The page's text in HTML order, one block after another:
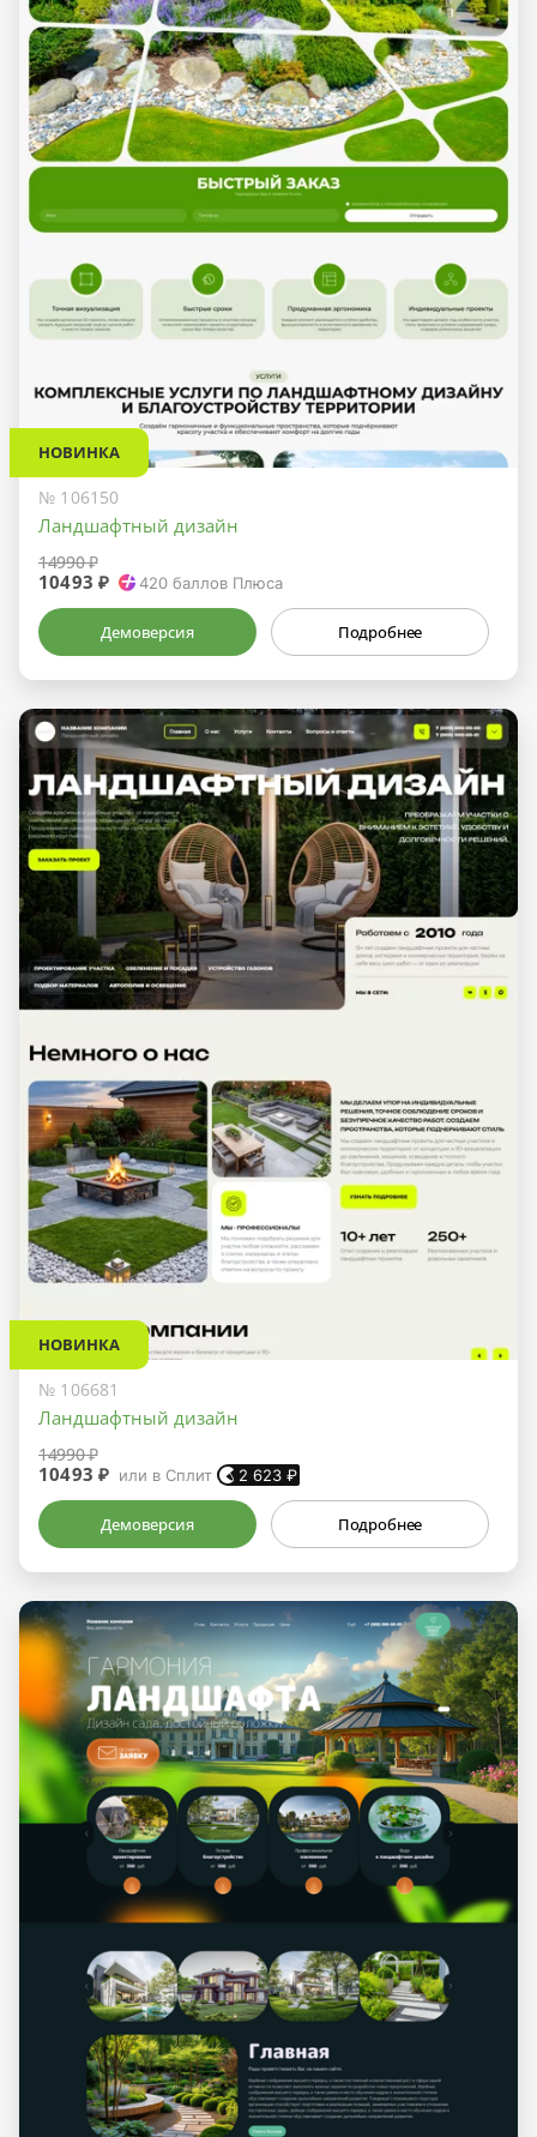
НОВИНКА
№ 106150
Ландшафтный дизайн
14990 ₽
10493 ₽ 420 баллов Плюса
Демоверсия Подробнее
НОВИНКА
№ 106681
Ландшафтный дизайн
14990 ₽
10493 ₽ или в Сплит 2 623 ₽
Демоверсия Подробнее